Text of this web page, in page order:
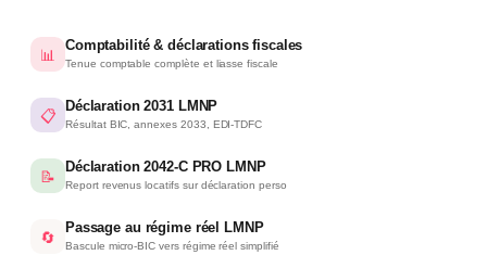
📊 Comptabilité & déclarations fiscales
Tenue comptable complète et liasse fiscale
📋 Déclaration 2031 LMNP
Résultat BIC, annexes 2033, EDI-TDFC
📝 Déclaration 2042-C PRO LMNP
Report revenus locatifs sur déclaration perso
🔄 Passage au régime réel LMNP
Bascule micro-BIC vers régime réel simplifié